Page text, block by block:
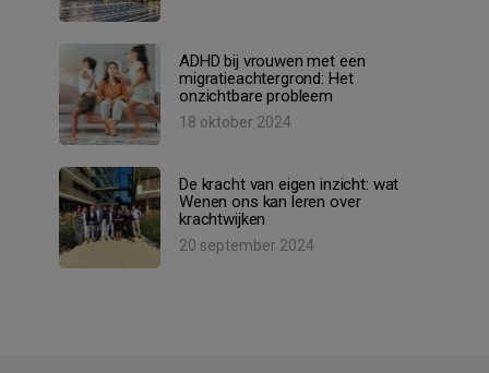
ADHD bij vrouwen met een
migratieachtergrond: Het
onzichtbare probleem
18 oktober 2024
De kracht van eigen inzicht: wat
Wenen ons kan leren over
krachtwijken
20 september 2024